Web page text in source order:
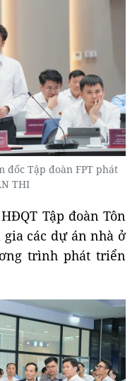
đốc Tập đoàn FPT phát
THI
Tập đoàn Tôn
gia các dự án nhà ở
trình phát triển